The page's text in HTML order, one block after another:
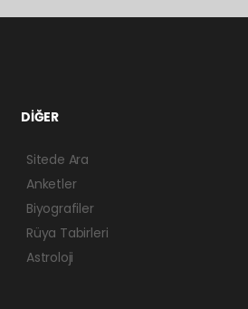
DİĞER
Sitede Ara
Anketler
Biyografiler
Rüya Tabirleri
Astroloji